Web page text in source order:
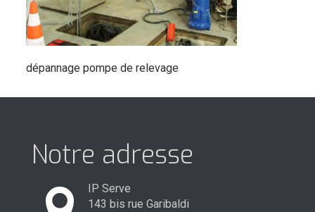
dépannage pompe de relevage
Notre adresse
IP Serve
143 bis rue Garibaldi